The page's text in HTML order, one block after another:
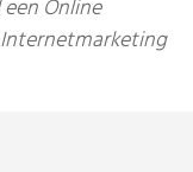
Online